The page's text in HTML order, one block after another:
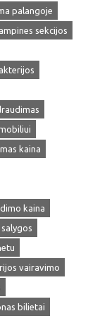
palangoje
sekcijos
kaina
kaina
vairavimo
bilietai